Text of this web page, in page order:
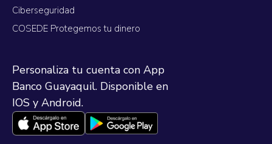
Ciberseguridad
COSEDE Protegemos tu dinero
Personaliza tu cuenta con App
Banco Guayaquil. Disponible en
IOS y Android.